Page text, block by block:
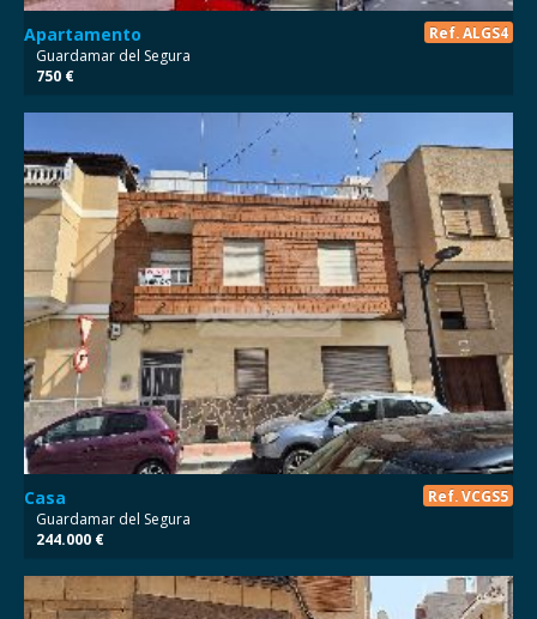
Apartamento Ref. ALGS4
Guardamar del Segura
750 €
Casa Ref. VCGS5
Guardamar del Segura
244.000 €